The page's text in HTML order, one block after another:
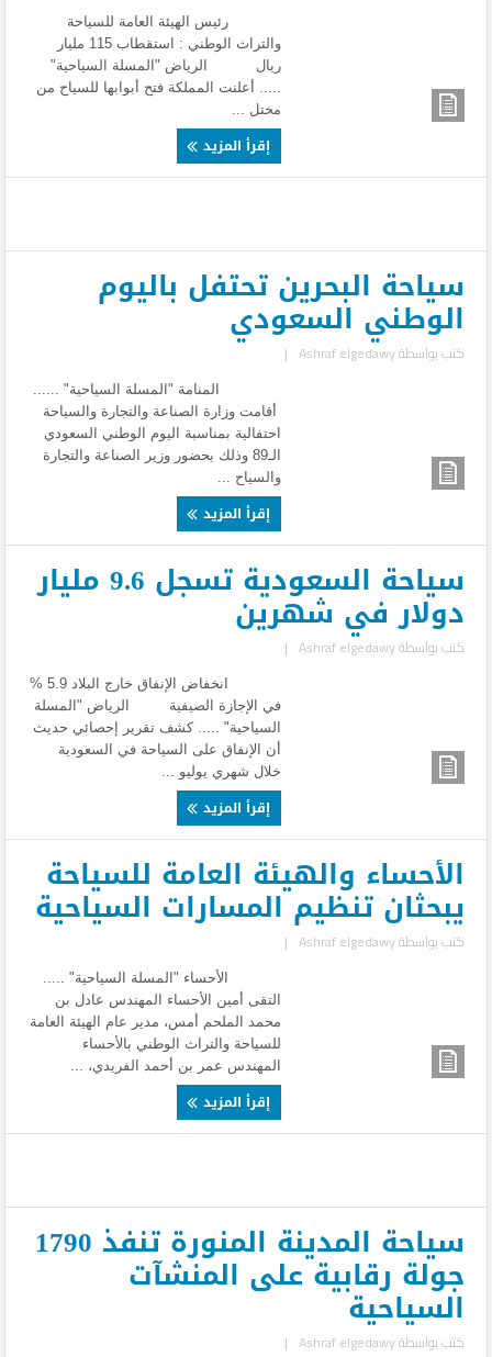
رئيس الهيئة العامة للسياحة
والتراث الوطني : استقطاب 115 مليار
ريال الرياض "المسلة السياحية"
..... أعلنت المملكة فتح أبوابها للسياح من
مختل ...
إقرأ المزيد
سياحة البحرين تحتفل باليوم
الوطني السعودي
كتب بواسطةAshraf elgedawy
|
المنامة "المسلة السياحية" ......
أقامت وزارة الصناعة والتجارة والسياحة
احتفالية بمناسبة اليوم الوطني السعودي
الـ89 وذلك بحضور وزير الصناعة والتجارة
والسياح ...
إقرأ المزيد
سياحة السعودية تسجل 9.6 مليار
دولار في شهرين
كتب بواسطةAshraf elgedawy
|
انخفاض الإنفاق خارج البلاد 5.9 %
في الإجازة الصيفية الرياض "المسلة
السياحية" ..... كشف تقرير إحصائي حديث
أن الإنفاق على السياحة في السعودية
خلال شهري يوليو ...
إقرأ المزيد
الأحساء والهيئة العامة للسياحة
يبحثان تنظيم المسارات السياحية
كتب بواسطةAshraf elgedawy
|
الأحساء "المسلة السياحية" .....
التقى أمين الأحساء المهندس عادل بن
محمد الملحم أمس، مدير عام الهيئة العامة
للسياحة والتراث الوطني بالأحساء
المهندس عمر بن أحمد الفريدي، ...
إقرأ المزيد
سياحة المدينة المنورة تنفذ 1790
جولة رقابية على المنشآت
السياحية
كتب بواسطةAshraf elgedawy
|